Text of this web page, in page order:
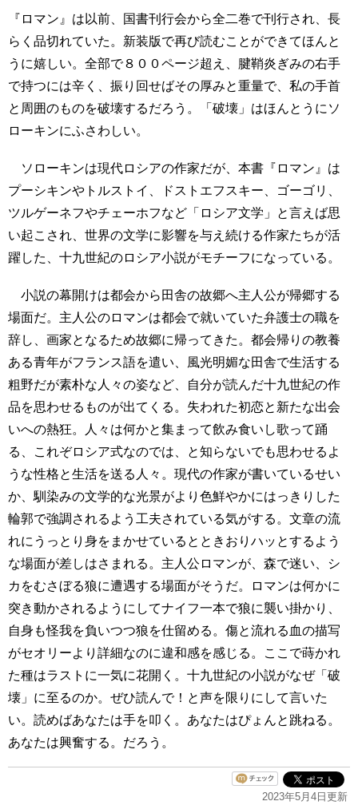
『ロマン』は以前、国書刊行会から全二巻で刊行され、長
らく品切れていた。新装版で再び読むことができてほんと
うに嬉しい。全部で８００ページ超え、腱鞘炎ぎみの右手
で持つには辛く、振り回せばその厚みと重量で、私の手首
と周囲のものを破壊するだろう。「破壊」はほんとうにソ
ローキンにふさわしい。
ソローキンは現代ロシアの作家だが、本書『ロマン』は
プーシキンやトルストイ、ドストエフスキー、ゴーゴリ、
ツルゲーネフやチェーホフなど「ロシア文学」と言えば思
い起こされ、世界の文学に影響を与え続ける作家たちが活
躍した、十九世紀のロシア小説がモチーフになっている。
小説の幕開けは都会から田舎の故郷へ主人公が帰郷する
場面だ。主人公のロマンは都会で就いていた弁護士の職を
辞し、画家となるため故郷に帰ってきた。都会帰りの教養
ある青年がフランス語を遣い、風光明媚な田舎で生活する
粗野だが素朴な人々の姿など、自分が読んだ十九世紀の作
品を思わせるものが出てくる。失われた初恋と新たな出会
いへの熱狂。人々は何かと集まって飲み食いし歌って踊
る、これぞロシア式なのでは、と知らないでも思わせるよ
うな性格と生活を送る人々。現代の作家が書いているせい
か、馴染みの文学的な光景がより色鮮やかにはっきりした
輪郭で強調されるよう工夫されている気がする。文章の流
れにうっとり身をまかせているとときおりハッとするよう
な場面が差しはさまれる。主人公ロマンが、森で迷い、シ
カをむさぼる狼に遭遇する場面がそうだ。ロマンは何かに
突き動かされるようにしてナイフ一本で狼に襲い掛かり、
自身も怪我を負いつつ狼を仕留める。傷と流れる血の描写
がセオリーより詳細なのに違和感を感じる。ここで蒔かれ
た種はラストに一気に花開く。十九世紀の小説がなぜ「破
壊」に至るのか。ぜひ読んで！と声を限りにして言いた
い。読めばあなたは手を叩く。あなたはぴょんと跳ねる。
あなたは興奮する。だろう。
2023年5月4日更新